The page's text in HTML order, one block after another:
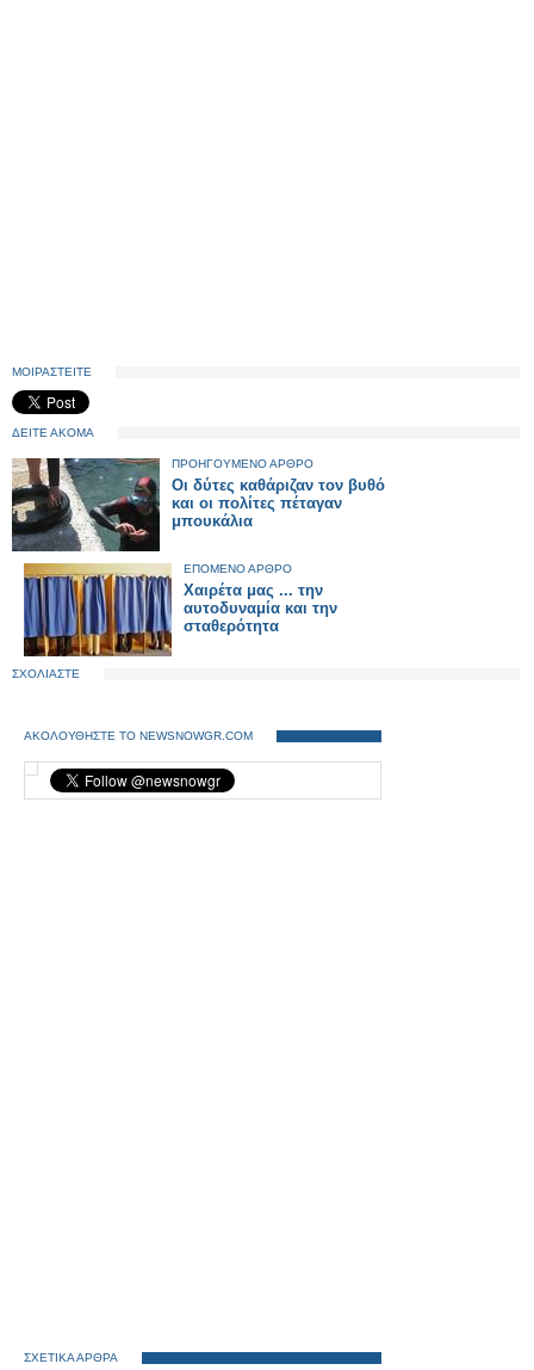
ΜΟΙΡΑΣΤΕΙΤΕ
ΔΕΙΤΕ ΑΚΟΜΑ
ΠΡΟΗΓΟΥΜΕΝΟ ΑΡΘΡΟ
Οι δύτες καθάριζαν τον βυθό
και οι πολίτες πέταγαν
μπουκάλια
ΕΠΟΜΕΝΟ ΑΡΘΡΟ
Χαιρέτα μας ... την
αυτοδυναμία και την
σταθερότητα
ΣΧΟΛΙΑΣΤΕ
ΑΚΟΛΟΥΘΗΣΤΕ ΤΟ NEWSNOWGR.COM
ΣΧΕΤΙΚΑ ΑΡΘΡΑ